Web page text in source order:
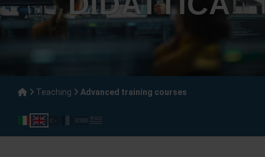
Teaching Advanced training courses